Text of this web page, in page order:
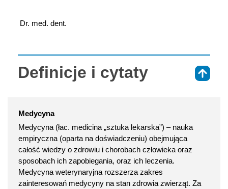
Dr. med. dent.
Definicje i cytaty
Medycyna
Medycyna (łac. medicina „sztuka lekarska”) – nauka
empiryczna (oparta na doświadczeniu) obejmująca
całość wiedzy o zdrowiu i chorobach człowieka oraz
sposobach ich zapobiegania, oraz ich leczenia.
Medycyna weterynaryjna rozszerza zakres
zainteresowań medycyny na stan zdrowia zwierząt. Za